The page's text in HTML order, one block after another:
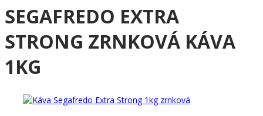
SEGAFREDO EXTRA
STRONG ZRNKOVÁ KÁVA
1KG